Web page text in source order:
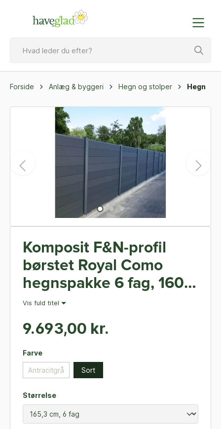
Forside Anlæg & byggeri Hegn og stolper Hegn
Komposit F&N-profil
børstet Royal Como
hegnspakke 6 fag, 160,3
cm højde
Vis fuld titel
9.693,00 kr.
Farve
Antracitgrå Sort
Størrelse